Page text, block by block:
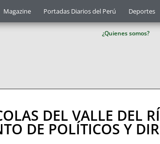
Magazine Portadas Diarios del Perú Deportes
¿Quienes somos?
DEL VALLE DEL
DE POLÍTICOS Y